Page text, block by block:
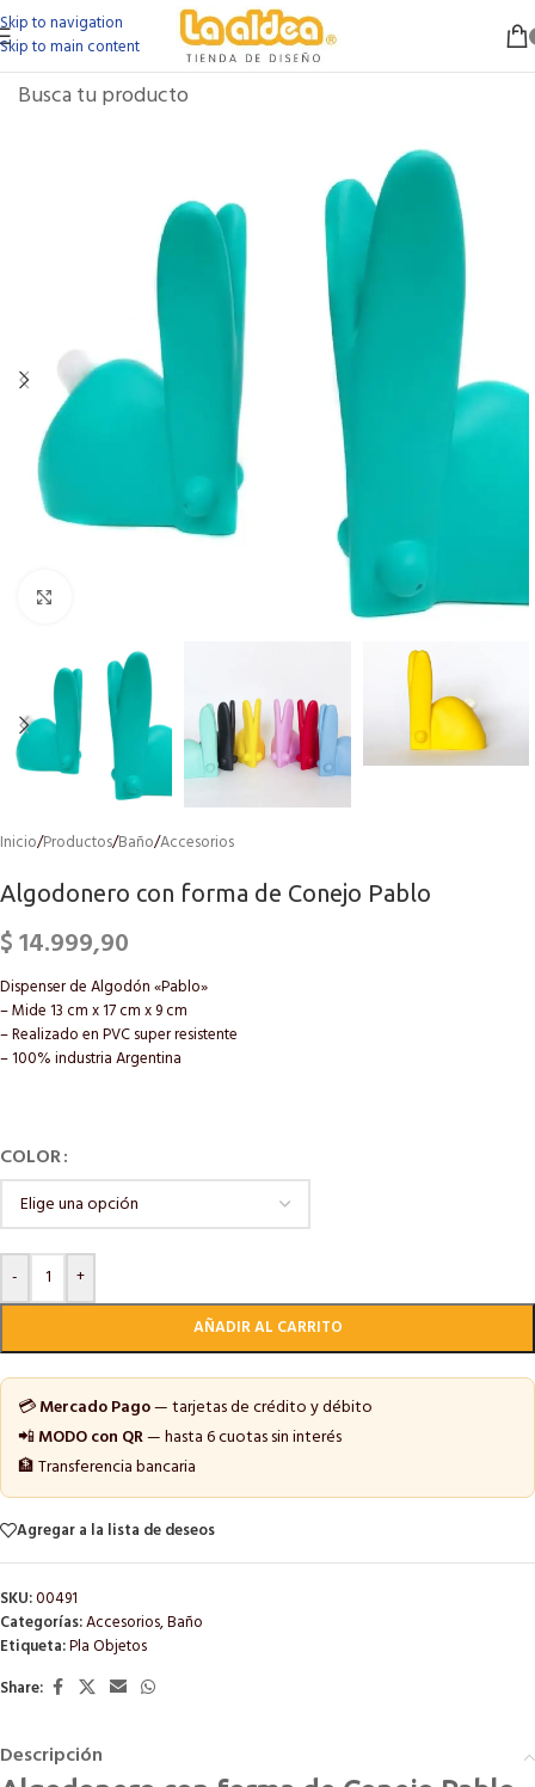
Skip to navigation
Skip to main content
Inicio/Productos/Baño/Accesorios
Algodonero con forma de Conejo Pablo
$14.999,90
Dispenser de Algodón «Pablo»
– Mide 13 cm x 17 cm x 9 cm
– Realizado en PVC super resistente
– 100% industria Argentina
COLOR
-
+
AÑADIR AL CARRITO
💳Mercado Pago— tarjetas de crédito y débito
📲MODO con QR— hasta 6 cuotas sin interés
🏦 Transferencia bancaria
Agregar a la lista de deseos
SKU:00491
Categorías:Accesorios,Baño
Etiqueta:Pla Objetos
Share:
Descripción